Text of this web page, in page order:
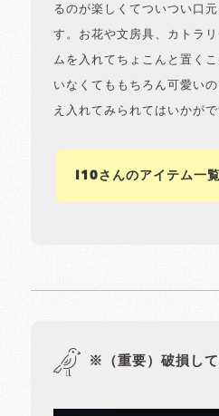
るのが楽しくてついつい口
す。お花や文房具、カトラ
ムを入れてちょこんと置く
いなくてももちろん可愛い
え入れてみられてはいかがで
i10さんのアイテム一
※（重要）破損し